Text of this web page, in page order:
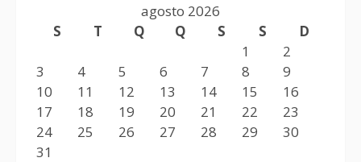
agosto 2026
S
T Q Q S S
D
1
2
3
4 5 6 7 8
9
10
11 12 13 14 15
16
17
18 19 20 21 22
23
24
25 26 27 28 29
30
31